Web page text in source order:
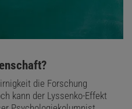
die Forschung
kann der Lyssenko-Effekt